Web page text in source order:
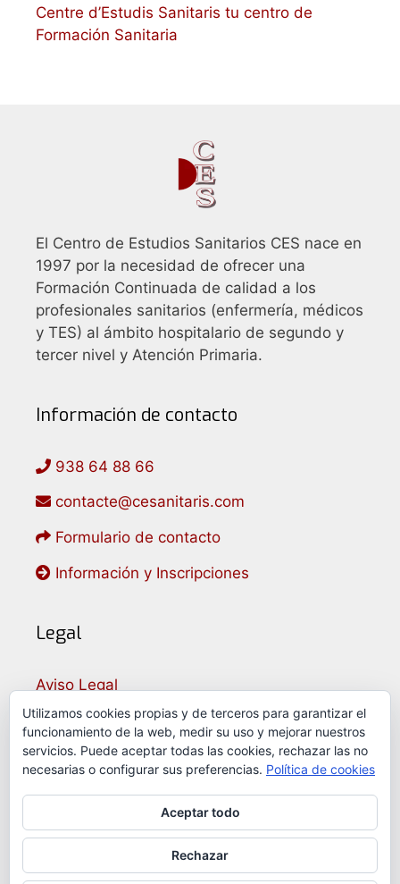
Centre d’Estudis Sanitaris tu centro de
Formación Sanitaria
El Centro de Estudios Sanitarios CES nace en
1997 por la necesidad de ofrecer una
Formación Continuada de calidad a los
profesionales sanitarios (enfermería, médicos
y TES) al ámbito hospitalario de segundo y
tercer nivel y Atención Primaria.
Información de contacto
938 64 88 66
contacte@cesanitaris.com
Formulario de contacto
Información y Inscripciones
Legal
Aviso Legal
Política de Privacidad
Política de Cookies
Utilizamos cookies propias y de terceros para garantizar el
funcionamiento de la web, medir su uso y mejorar nuestros
servicios. Puede aceptar todas las cookies, rechazar las no
necesarias o configurar sus preferencias. Política de cookies
Aceptar todo
Rechazar